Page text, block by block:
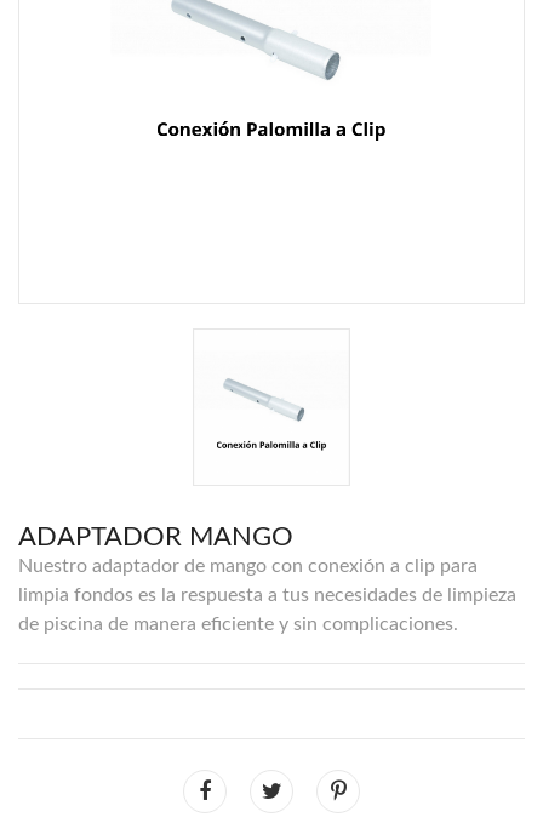
ADAPTADOR MANGO
Nuestro adaptador de mango con conexión a clip para
limpia fondos es la respuesta a tus necesidades de limpieza
de piscina de manera eficiente y sin complicaciones.